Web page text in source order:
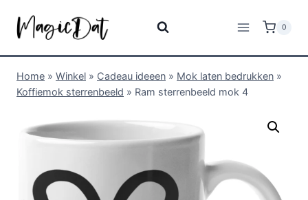
0
Home » Winkel » Cadeau ideeen » Mok laten bedrukken »
Koffiemok sterrenbeeld » Ram sterrenbeeld mok 4